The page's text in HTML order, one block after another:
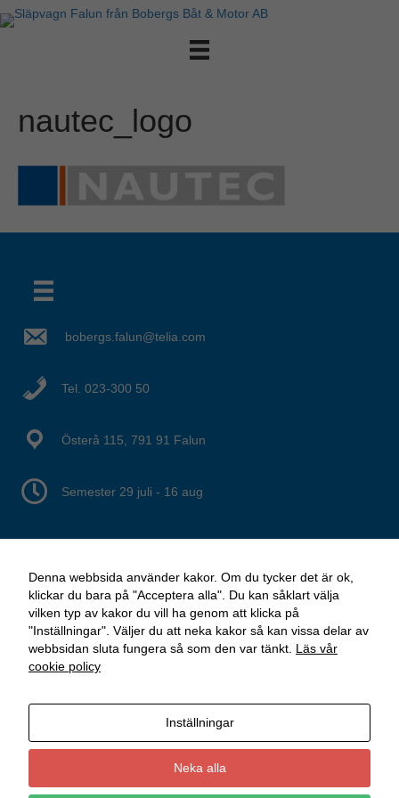
nautec_logo
bobergs.falun@telia.com
Tel. 023-300 50
Österå 115, 791 91 Falun
Semester 29 juli - 16 aug
Granska dina inställningar
Denna webbsida använder kakor. Om du tycker det är ok,
klickar du bara på "Acceptera alla". Du kan såklart välja
vilken typ av kakor du vill ha genom att klicka på
"Inställningar". Väljer du att neka kakor så kan vissa delar av
webbsidan sluta fungera så som den var tänkt. Läs vår
cookie policy
Inställningar
Neka alla